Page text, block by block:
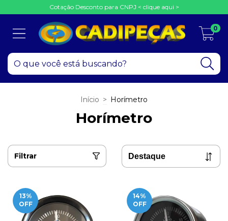
Cotação Desconto para CNPJ < clique aqui >
0
Início > Horímetro
Horímetro
Filtrar
13%
OFF
14%
OFF